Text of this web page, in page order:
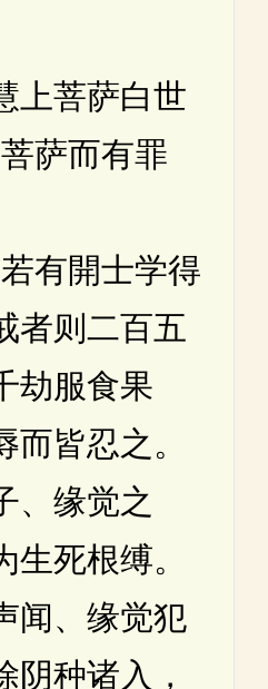
菩萨白世
萨而有罪
有開士学得
者则二百五
劫服食果
皆忍之。
、缘觉之
死根缚。
闻、缘觉犯
阴种诸入，